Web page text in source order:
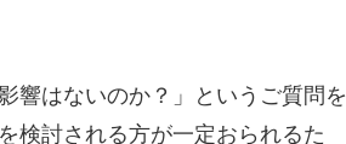
響はないのか？」というご質問を
検討される方が一定おられるた